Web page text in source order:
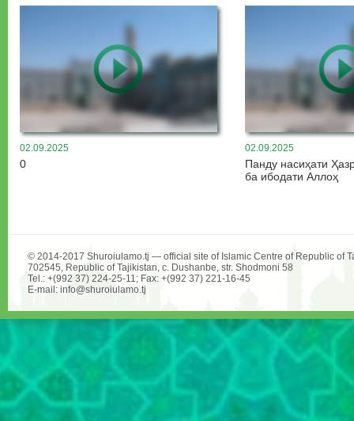
02.09.2025
0
02.09.2025
Панду насиҳати
ба ибодати Аллоҳ
© 2014-2017 Shuroiulamo.tj — official site of Islamic Centre of Republic of
702545, Republic of Tajikistan, c. Dushanbe, str. Shodmoni 58
Tel.: +(992 37) 224-25-11; Fax: +(992 37) 221-16-45
E-mail: info@shuroiulamo.tj